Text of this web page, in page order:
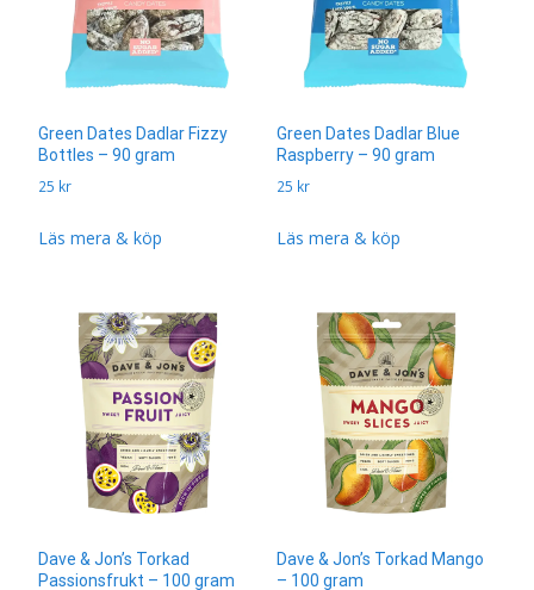
Green Dates Dadlar Fizzy
Bottles – 90 gram
25 kr
Läs mera & köp
Green Dates Dadlar Blue
Raspberry – 90 gram
25 kr
Läs mera & köp
Dave & Jon’s Torkad
Passionsfrukt – 100 gram
Dave & Jon’s Torkad Mango
– 100 gram